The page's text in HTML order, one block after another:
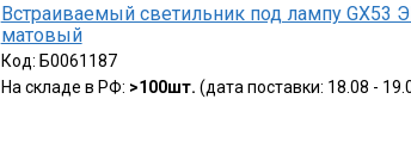
Встраиваемый светильник под лампу GX53
матовый
Код: Б0061187
На складе в РФ: >100шт. (дата поставки: 18.08 -